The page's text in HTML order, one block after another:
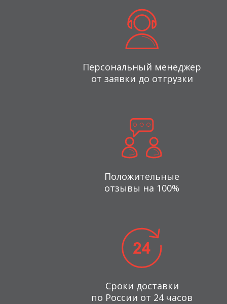
Персональный менеджер
от заявки до отгрузки
Положительные
отзывы на 100%
Сроки доставки
по России от 24 часов